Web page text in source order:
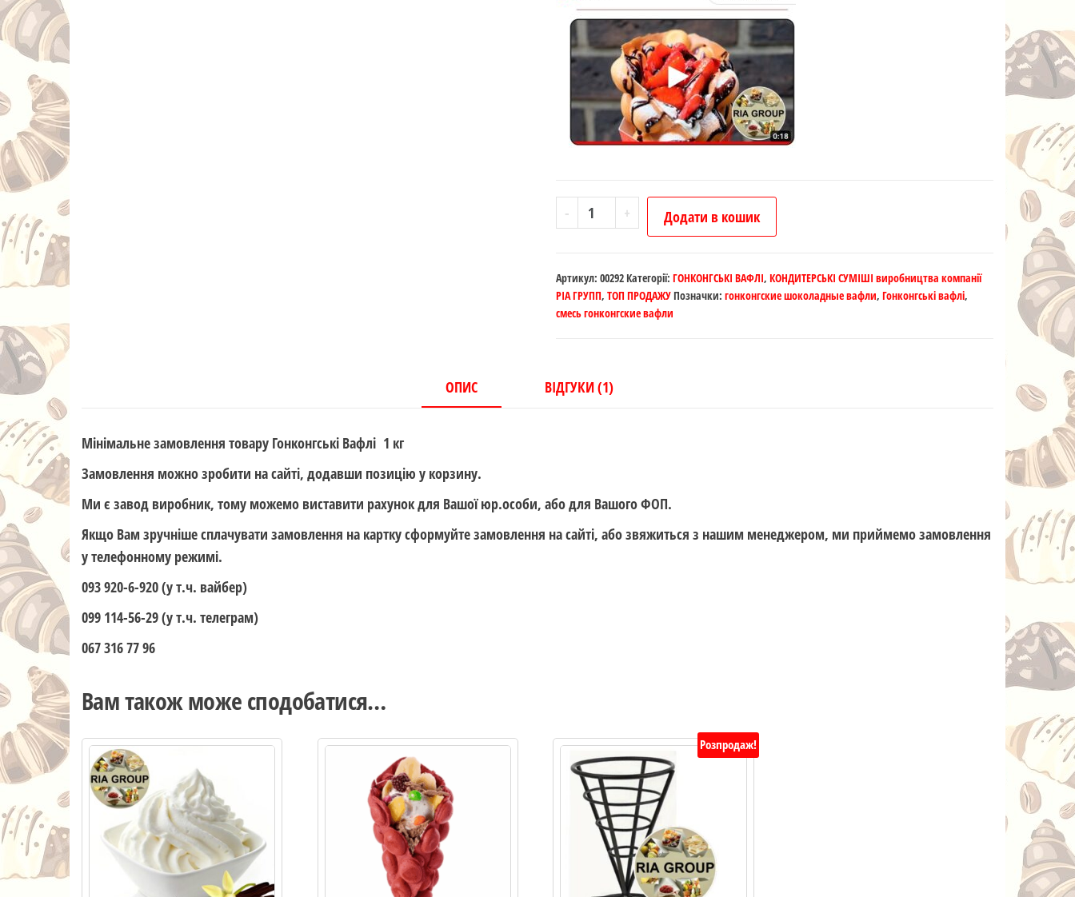
-
..Гонконгські
Вафлі
%
(ванільні)
кількість
+ Додати в кошик
Артикул: 00292 Категорії: ГОНКОНГСЬКІ ВАФЛІ, КОНДИТЕРСЬКІ СУМІШІ виробництва компанії
РІА ГРУПП, ТОП ПРОДАЖУПозначки: гонконгские шоколадные вафли, Гонконгські вафлі,
смесь гонконгские вафли
ОПИС ВІДГУКИ (1)
Мінімальне замовлення товару Гонконгські Вафлі 1 кг
Замовлення можно зробити на сайті, додавши позицію у корзину.
Ми є завод виробник, тому можемо виставити рахунок для Вашої юр.особи, або для Вашого ФОП.
Якщо Вам зручніше сплачувати замовлення на картку сформуйте замовлення на сайті, або звяжиться з нашим менеджером, ми приймемо замовлення
у телефонному режимі.
093 920-6-920 (у т.ч. вайбер)
099 114-56-29 (у т.ч. телеграм)
067 316 77 96
Вам також може сподобатися…
Розпродаж!